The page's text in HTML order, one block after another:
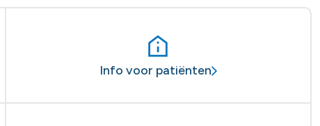
Info voor patiënten